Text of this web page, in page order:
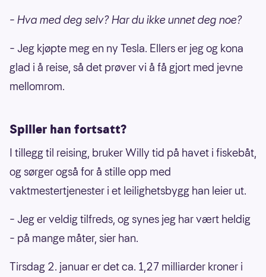
– Hva med deg selv? Har du ikke unnet deg noe?
– Jeg kjøpte meg en ny Tesla. Ellers er jeg og kona
glad i å reise, så det prøver vi å få gjort med jevne
mellomrom.
Spiller han fortsatt?
I tillegg til reising, bruker Willy tid på havet i fiskebåt,
og sørger også for å stille opp med
vaktmestertjenester i et leilighetsbygg han leier ut.
– Jeg er veldig tilfreds, og synes jeg har vært heldig
– på mange måter, sier han.
Tirsdag 2. januar er det ca. 1,27 milliarder kroner i